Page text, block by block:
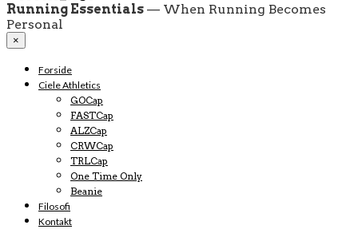
Running Essentials — When Running Becomes
Personal
×
Forside
Ciele Athletics
GOCap
FASTCap
ALZCap
CRWCap
TRLCap
One Time Only
Beanie
Filosofi
Kontakt